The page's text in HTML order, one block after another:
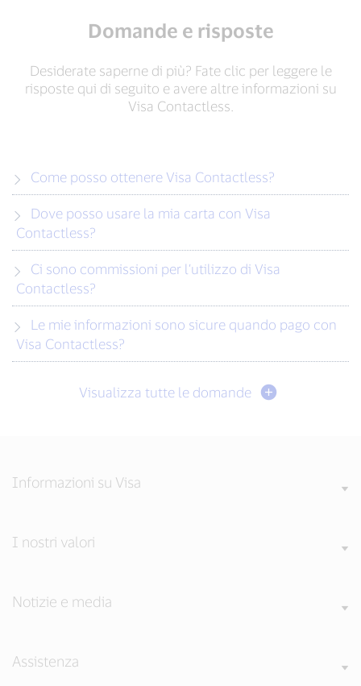
Domande e risposte
Desiderate saperne di più? Fate clic per leggere le
risposte qui di seguito e avere altre informazioni su
Visa Contactless.
Come posso ottenere Visa Contactless?
Contactless?
Contactless?
Visa Contactless?
Visualizza tutte le domande
Informazioni su Visa
I nostri valori
Notizie e media
Assistenza